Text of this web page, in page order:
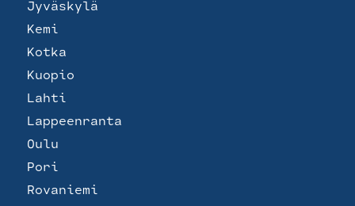
Jyväskylä
Kemi
Kotka
Kuopio
Lahti
Lappeenranta
Oulu
Pori
Rovaniemi